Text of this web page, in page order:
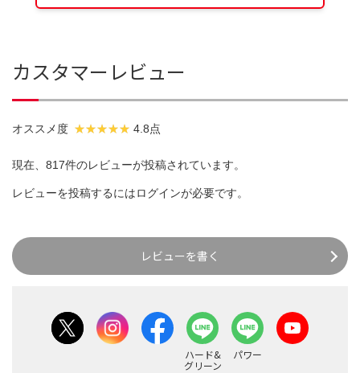
カスタマーレビュー
オススメ度 4.8点
現在、817件のレビューが投稿されています。
レビューを投稿するにはログインが必要です。
レビューを書く
ハード&
グリーン
パワー